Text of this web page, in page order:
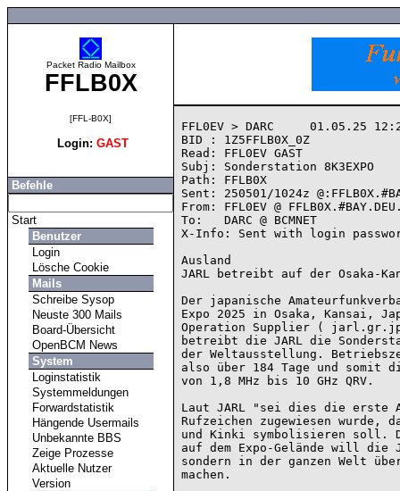
Packet Radio Mailbox
FFLB0X
[FFL-B0X]
Login: GAST
Befehle
Start
Benutzer
Login
Lösche Cookie
Mails
Schreibe Sysop
Neuste 300 Mails
Board-Übersicht
OpenBCM News
System
Loginstatistik
Systemmeldungen
Forwardstatistik
Hängende Usermails
Unbekannte BBS
Zeige Prozesse
Aktuelle Nutzer
Version
FFL0EV > DARC     01.05.25
BID : 1Z5FFLB0X_0Z
Read: FFL0EV GAST
Subj: Sonderstation 8K3EXPO
Path: FFLB0X
Sent: 250501/1024z
From: FFL0EV @
To:   DARC @ BCMNET
X-Info: Sent with login
Ausland
JARL betreibt auf der Osaka-
Der japanische
Expo 2025 in Osaka, Kansai,
Operation Supplier (
betreibt die JARL die
der Weltausstellung.
also über 184 Tage und somit
von 1,8 MHz bis 10 GHz QRV.
Laut JARL "sei dies die erste
Rufzeichen zugewiesen
und Kinki symbolisieren soll.
auf dem Expo-Gelände will
sondern in der ganzen Welt
machen.